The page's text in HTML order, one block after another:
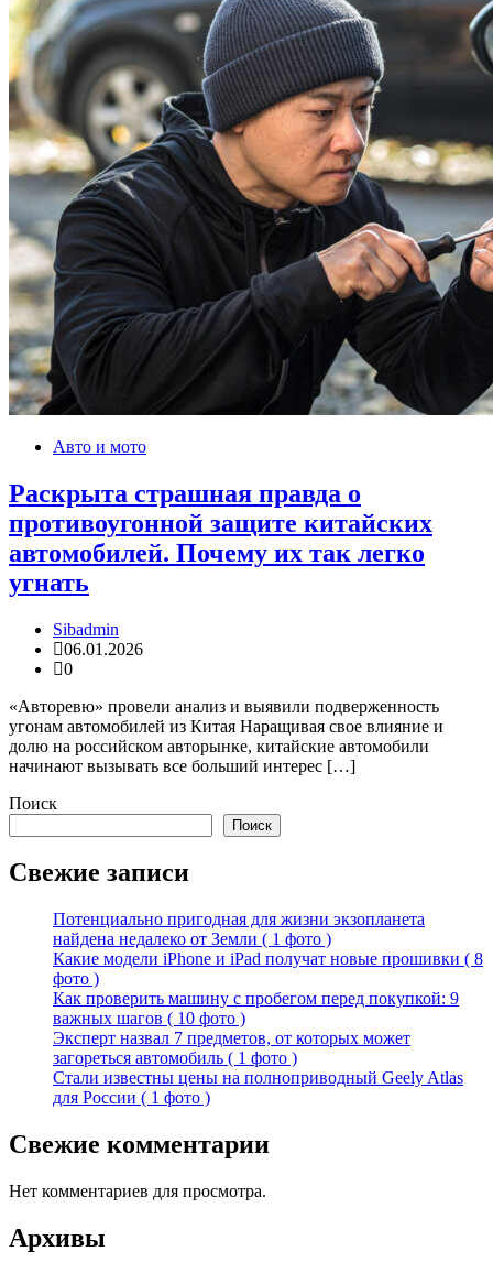
Авто и мото
Раскрыта страшная правда о
противоугонной защите китайских
автомобилей. Почему их так легко
угнать
Sibadmin
06.01.2026
0
«Авторевю» провели анализ и выявили подверженность
угонам автомобилей из Китая Наращивая свое влияние и
долю на российском авторынке, китайские автомобили
начинают вызывать все больший интерес […]
Поиск
Поиск
Свежие записи
Потенциально пригодная для жизни экзопланета
найдена недалеко от Земли ( 1 фото )
Какие модели iPhone и iPad получат новые прошивки ( 8
фото )
Как проверить машину с пробегом перед покупкой: 9
важных шагов ( 10 фото )
Эксперт назвал 7 предметов, от которых может
загореться автомобиль ( 1 фото )
Стали известны цены на полноприводный Geely Atlas
для России ( 1 фото )
Свежие комментарии
Нет комментариев для просмотра.
Архивы